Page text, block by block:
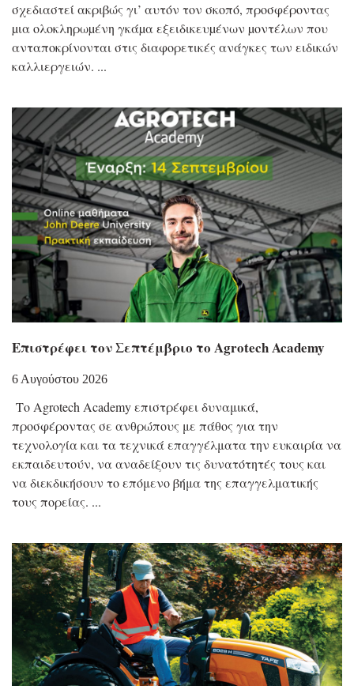
σχεδιαστεί ακριβώς γι’ αυτόν τον σκοπό, προσφέροντας
µια ολοκληρωµένη γκάµα εξειδικευµένων µοντέλων που
ανταποκρίνονται στις διαφορετικές ανάγκες των ειδικών
καλλιεργειών.
Επιστρέφει τον Σεπτέμβριο το Agrotech Academy
6 Αυγούστου 2026
Το Agrotech Academy επιστρέφει δυναμικά,
προσφέροντας σε ανθρώπους με πάθος για την
τεχνολογία και τα τεχνικά επαγγέλματα την ευκαιρία να
εκπαιδευτούν, να αναδείξουν τις δυνατότητές τους και
να διεκδικήσουν το επόμενο βήμα της επαγγελματικής
τους πορείας.